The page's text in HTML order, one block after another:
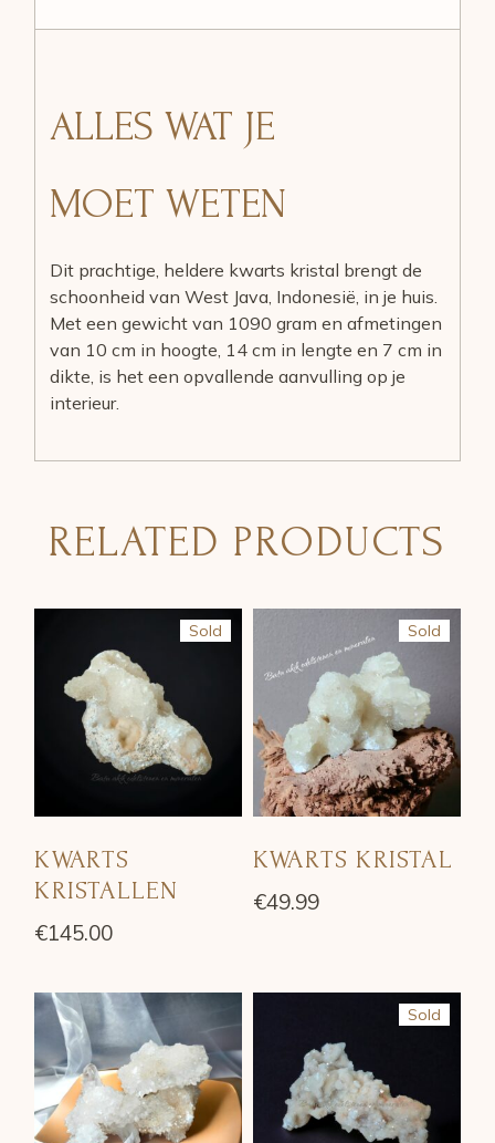
ALLES WAT JE
MOET WETEN
Dit prachtige, heldere kwarts kristal brengt de
schoonheid van West Java, Indonesië, in je huis.
Met een gewicht van 1090 gram en afmetingen
van 10 cm in hoogte, 14 cm in lengte en 7 cm in
dikte, is het een opvallende aanvulling op je
interieur.
RELATED PRODUCTS
Sold
KWARTS
KRISTALLEN
€145.00
Sold
KWARTS KRISTAL
€49.99
Sold